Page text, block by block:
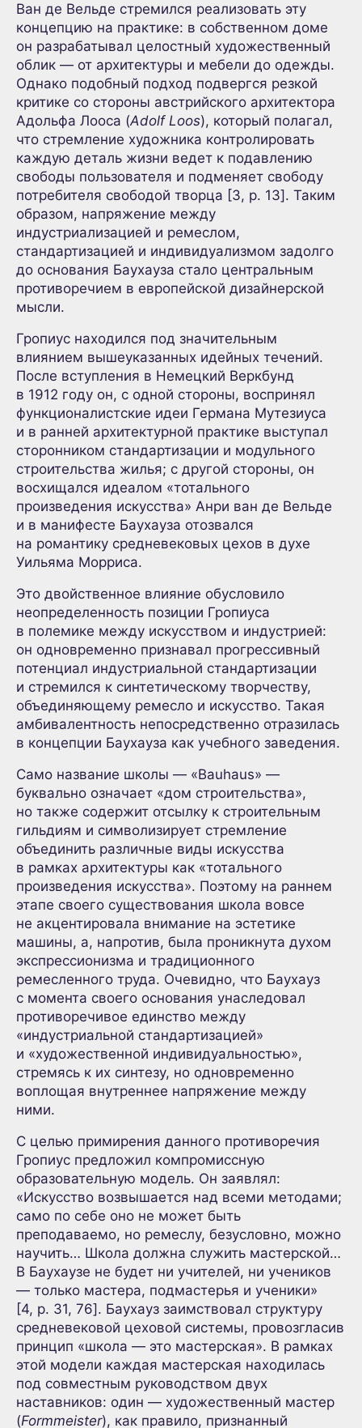
Ван де Вельде стремился реализовать эту
концепцию на практике: в собственном доме
он разрабатывал целостный художественный
облик — от архитектуры и мебели до одежды.
Однако подобный подход подвергся резкой
критике со стороны австрийского архитектора
Адольфа Лооса (Adolf Loos), который полагал,
что стремление художника контролировать
каждую деталь жизни ведет к подавлению
свободы пользователя и подменяет свободу
потребителя свободой творца [3, p. 13]. Таким
образом, напряжение между
индустриализацией и ремеслом,
стандартизацией и индивидуализмом задолго
до основания Баухауза стало центральным
противоречием в европейской дизайнерской
мысли.
Гропиус находился под значительным
влиянием вышеуказанных идейных течений.
После вступления в Немецкий Веркбунд
в 1912 году он, с одной стороны, воспринял
функционалистские идеи Германа Мутезиуса
и в ранней архитектурной практике выступал
сторонником стандартизации и модульного
строительства жилья; с другой стороны, он
восхищался идеалом «тотального
произведения искусства» Анри ван де Вельде
и в манифесте Баухауза отозвался
на романтику средневековых цехов в духе
Уильяма Морриса.
Это двойственное влияние обусловило
неопределенность позиции Гропиуса
в полемике между искусством и индустрией:
он одновременно признавал прогрессивный
потенциал индустриальной стандартизации
и стремился к синтетическому творчеству,
объединяющему ремесло и искусство. Такая
амбивалентность непосредственно отразилась
в концепции Баухауза как учебного заведения.
Само название школы — «Bauhaus» —
буквально означает «дом строительства»,
но также содержит отсылку к строительным
гильдиям и символизирует стремление
объединить различные виды искусства
в рамках архитектуры как «тотального
произведения искусства». Поэтому на раннем
этапе своего существования школа вовсе
не акцентировала внимание на эстетике
машины, а, напротив, была проникнута духом
экспрессионизма и традиционного
ремесленного труда. Очевидно, что Баухауз
с момента своего основания унаследовал
противоречивое единство между
«индустриальной стандартизацией»
и «художественной индивидуальностью»,
стремясь к их синтезу, но одновременно
воплощая внутреннее напряжение между
ними.
С целью примирения данного противоречия
Гропиус предложил компромиссную
образовательную модель. Он заявлял:
«Искусство возвышается над всеми методами;
само по себе оно не может быть
преподаваемо, но ремеслу, безусловно, можно
научить… Школа должна служить мастерской…
В Баухаузе не будет ни учителей, ни учеников
— только мастера, подмастерья и ученики»
[4, p. 31, 76]. Баухауз заимствовал структуру
средневековой цеховой системы, провозгласив
принцип «школа — это мастерская». В рамках
этой модели каждая мастерская находилась
под совместным руководством двух
наставников: один — художественный мастер
(Formmeister), как правило, признанный